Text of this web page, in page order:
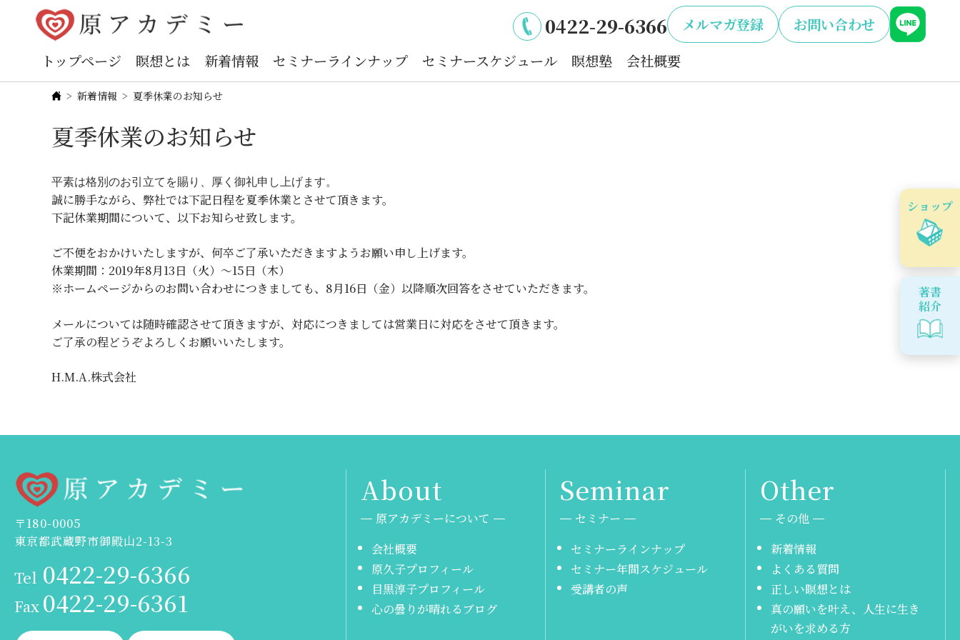
0422-29-6366 メルマガ登録
お問い合わせ
トップページ
瞑想とは 新着情報 セミナーラインナップ セミナースケジュール 瞑想塾 会社概要
ショップ
著書
紹介
新着情報 夏季休業のお知らせ
夏季休業のお知らせ
平素は格別のお引立てを賜り、厚く御礼申し上げます。
誠に勝手ながら、弊社では下記日程を夏季休業とさせて頂きます。
下記休業期間について、以下お知らせ致します。
ご不便をおかけいたしますが、何卒ご了承いただきますようお願い申し上げます。
休業期間：2019年8月13日（火）～15日（木）
※ホームページからのお問い合わせにつきましても、8月16日（金）以降順次回答をさせていただきます。
メールについては随時確認させて頂きますが、対応につきましては営業日に対応をさせて頂きます。
ご了承の程どうぞよろしくお願いいたします。
H.M.A.株式会社
〒180-0005
東京都武蔵野市御殿山2-13-3
Tel 0422-29-6366
Fax 0422-29-6361
原アカデミーについて
会社概要
原久子プロフィール
目黒淳子プロフィール
心の曇りが晴れるブログ
セミナー
セミナーラインナップ
セミナー年間スケジュール
受講者の声
その他
新着情報
よくある質問
正しい瞑想とは
真の願いを叶え、人生に生き
がいを求める方